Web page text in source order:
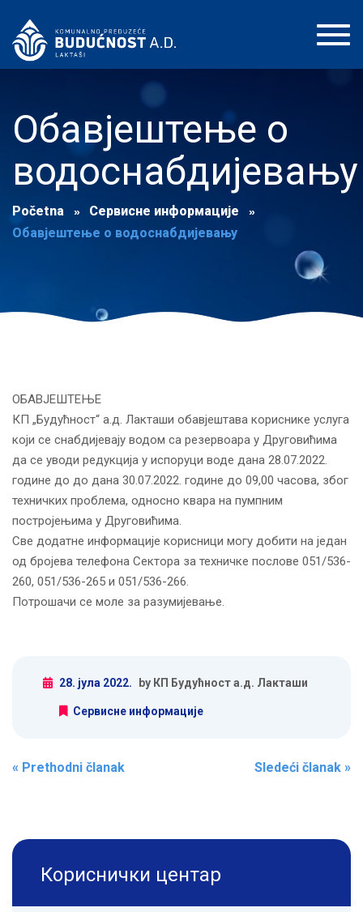
Обавјештење о
водоснабдијевању
Početna
Сервисне информације
Обавјештење о водоснабдијевању
ОБАВЈЕШТЕЊЕ
КП „Будућност“ а.д. Лакташи обавјештава кориснике услуга
који се снабдијевају водом са резервоара у Друговићима
да се уводи редукција у испоруци воде дана 28.07.2022.
године до до дана 30.07.2022. године до 09,00 часова, због
техничких проблема, односно квара на пумпним
постројењима у Друговићима.
Све додатне информације корисници могу добити на један
од бројева телефона Сектора за техничке послове 051/536-
260, 051/536-265 и 051/536-266.
Потрошачи се моле за разумијевање.
28. јула 2022. by КП Будућност а.д. Лакташи
Сервисне информације
Post navigation
« Prethodni članak Sledeći članak »
Кориснички центар